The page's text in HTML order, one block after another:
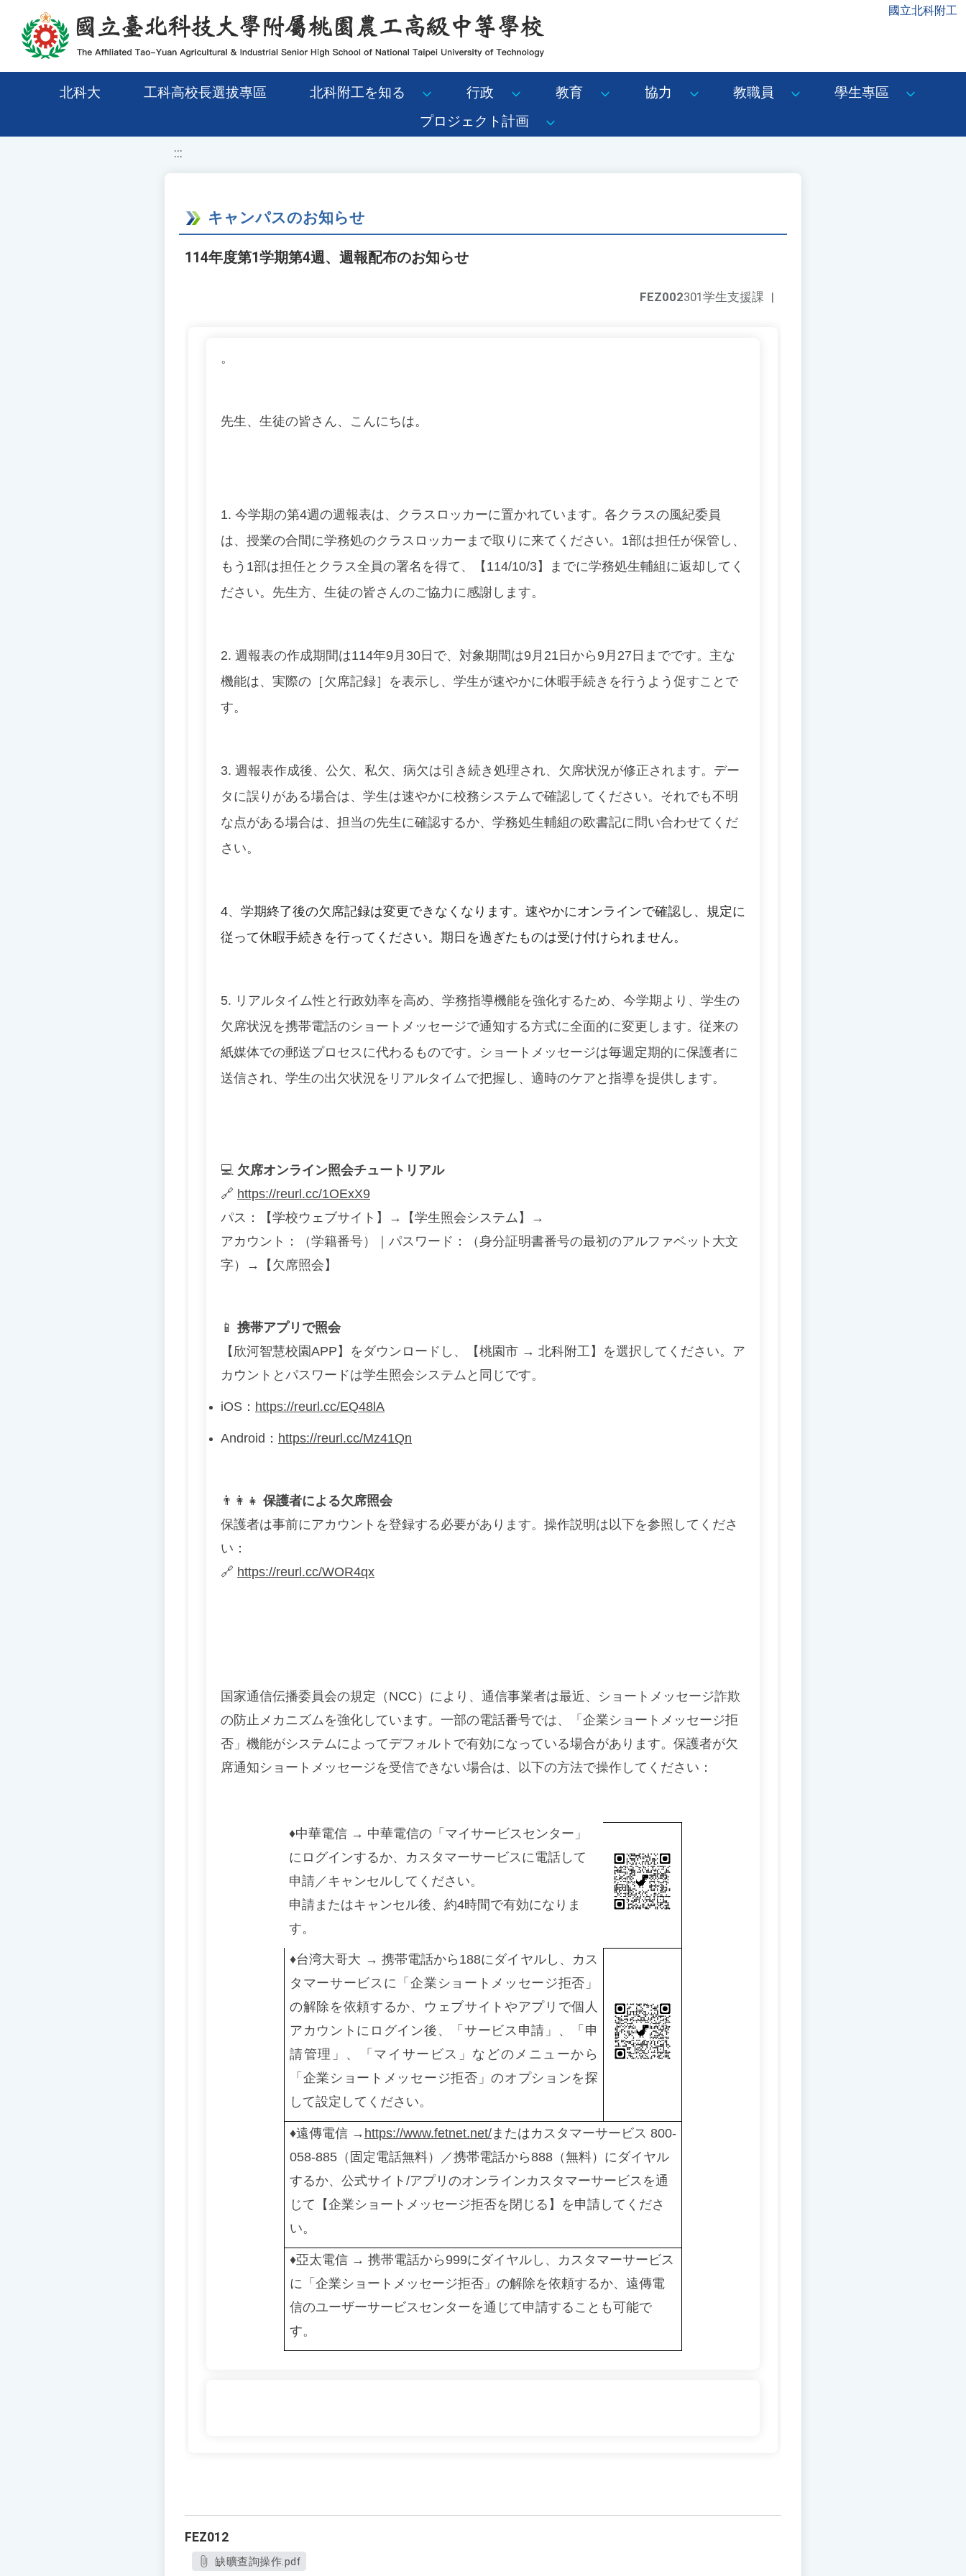
移至網頁之主要內容區位置 國立北科附工
北科大 工科高校長選拔專區 北科附工を知る 行政 教育 協力 教職員
學生專區
プロジェクト計画
:::
キャンパスのお知らせ
114年度第1学期第4週、週報配布のお知らせ
FEZ002301学生支援課 |
。
先生、生徒の皆さん、こんにちは。
1. 今学期の第4週の週報表は、クラスロッカーに置かれています。 各クラスの風紀委員
は、授業の合間に学務処のクラスロッカーまで取りに来てください。1部は担任が保管し、
もう1部は担任とクラス全員の署名を得て、【114/10/3】
までに学務処生輔組に返却してく
ださい。先生方、生徒の皆さんのご協力に感謝します。
2. 週報表の作成期間は114年9月30日で、対象期間は9月21日から9月27日までです。 主な
機能は、実際の［欠席記録］を表示し、学生が速やかに休暇手続きを行うよう促すことで
す。
3. 週報表作成後、公欠、私欠、病欠は引き続き処理され、欠席状況が修正されます。 デー
タに誤りがある場合は、学生は速やかに校務システムで確認してください。 それでも不明
な点がある場合は、担当の先生に確認するか、学務処生輔組の欧書記に問い合わせてくだ
さい。
4、 学期終了後の欠席記録は変更できなくなります。 速やかにオンラインで確認し、規定に
従って休暇手続きを行ってください。期日を過ぎたものは受け付けられません。
5. リアルタイム性と行政効率を高め、学務指導機能を強化するため、 今学期より、学生の
欠席状況を携帯電話のショートメッセージで通知する方式に全面的に変更します。 従来の
紙媒体での郵送プロセスに代わるものです。ショートメッセージは毎週定期的に保護者に
送信され、 学生の出欠状況をリアルタイムで把握し、適時のケアと指導を提供します。
💻 欠席オンライン照会チュートリアル
🔗 https://reurl.cc/1OExX9
パス：【学校ウェブサイト】→【学生照会システム】→
アカウント：（学籍番号）｜パスワード：（身分証明書番号の最初のアルファベット大文
字）→【欠席照会】
📱 携帯アプリで照会
【欣河智慧校園APP】をダウンロードし、【桃園市 → 北科附工】を選択してください。ア
カウントとパスワードは学生照会システムと同じです。
iOS ： https://reurl.cc/EQ48lA
Android ： https://reurl.cc/Mz41Qn
👨 👩 👧 保護者による欠席照会
保護者は事前にアカウントを登録する必要があります。操作説明は以下を参照してくださ
い：
🔗 https://reurl.cc/WOR4qx
国家通信伝播委員会の規定（NCC）により、通信事業者は最近、ショートメッセージ詐欺
の防止メカニズムを強化しています。一部の電話番号では、「企業ショートメッセージ拒
否」機能がシステムによってデフォルトで有効になっている場合があります。保護者が欠
席通知ショートメッセージを受信できない場合は、以下の方法で操作してください：
♦️中華電信 → 中華電信の「マイサービスセンター」
にログインするか、カスタマーサービスに電話して
申請／キャンセルしてください。
申請またはキャンセル後、約4時間で有効になりま
す。
♦️台湾大哥大 → 携帯電話から188にダイヤルし、カス
タマーサービスに「企業ショートメッセージ拒否」
の解除を依頼するか、ウェブサイトやアプリで個人
アカウントにログイン後、「サービス申請」、「申
請管理」、「マイサービス」などのメニューから
「企業ショートメッセージ拒否」のオプションを探
して設定してください。
♦️遠傳電信 → https://www.fetnet.net/またはカスタマーサービス 800-
058-885（固定電話無料）／携帯電話から888（無料）にダイヤル
するか、公式サイト/アプリのオンラインカスタマーサービスを通
じて【企業ショートメッセージ拒否を閉じる】を申請してくださ
い。
♦️️亞太電信 → 携帯電話から999にダイヤルし、カスタマーサービス
に「企業ショートメッセージ拒否」の解除を依頼するか、遠傳電
信のユーザーサービスセンターを通じて申請することも可能で
す。
FEZ012
缺曠查詢操作.pdf